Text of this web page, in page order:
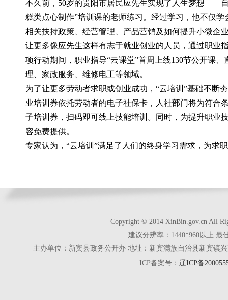
不久前，50岁的贵阳市居民应先生实现了人生梦想——
糕类点心制作”培训课的老师练习。经过学习，他不仅
相关扶持政策、经营管理、产品营销及如何提升小微企
让更多像应先生这样有志于就业创业的人员，通过职业
项行动期间，职业指导“云课堂”首周上线130节公开课
理、家政服务、维修电工等领域。
为了让更多劳动者求职或创业成功，“云培训”基础不断
业培训券依托劳动者的电子社保卡，人社部门将为符合
子培训券，扫码即可线上技能培训。同时，为提升职业
容免费提供。
专家认为，“云培训”满足了人们的终身学习需求，为求
Copyright © 2014 XinBin.gov.cn All
建议分辨率：1440*960以上 最
主办单位：新宾县政务公开办 地址：新宾满族自治县新宾镇
ICP备案号： 辽ICP备